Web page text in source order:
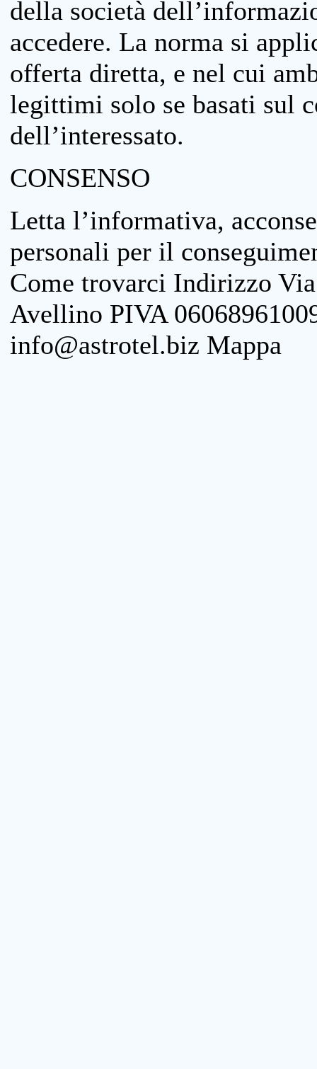
della società
accedere. La norma si
offerta diretta, e nel cui
legittimi solo se basati sul
dell’interessato.
CONSENSO
Letta l’informativa,
personali per il
Come trovarci Indirizzo
Avellino PIVA
info@astrotel.biz Mappa